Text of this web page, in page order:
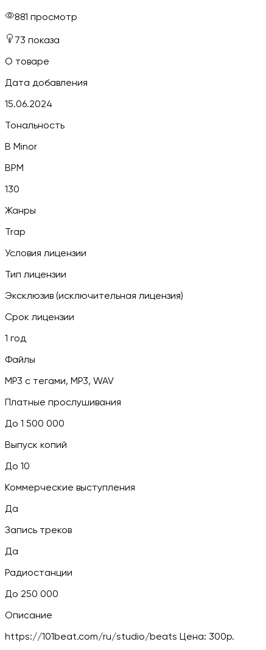
881 просмотр
73 показа
О товаре
Дата добавления
15.06.2024
Тональность
B Minor
BPM
130
Жанры
Trap
Условия лицензии
Тип лицензии
Эксклюзив (исключительная лицензия)
Срок лицензии
1 год
Файлы
MP3 c тегами, MP3, WAV
Платные прослушивания
До 1 500 000
Выпуск копий
До 10
Коммерческие выступления
Да
Запись треков
Да
Радиостанции
До 250 000
Описание
https://101beat.com/ru/studio/beats Цена: 300р.